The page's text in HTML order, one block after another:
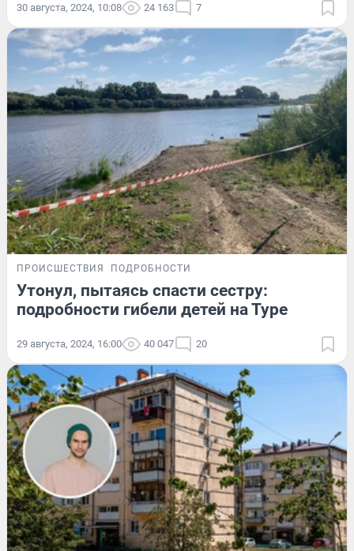
30 августа, 2024, 10:08 24 163 7
ПРОИСШЕСТВИЯ ПОДРОБНОСТИ
Утонул, пытаясь спасти сестру:
подробности гибели детей на Туре
29 августа, 2024, 16:00 40 047 20